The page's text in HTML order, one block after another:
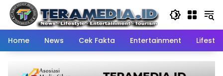
Skip
content
Home
News Cek Fakta Entertainment